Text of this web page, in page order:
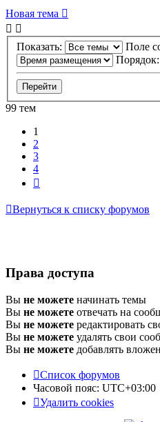
Новая тема
Показать:
Поле
Порядок:
99 тем
1
2
3
4
Вернуться к списку форумов
Права доступа
Вы не можете начинать темы
Вы не можете отвечать на
Вы не можете редактировать
Вы не можете удалять свои
Вы не можете добавлять
Список форумов
Часовой пояс: UTC+03:00
Удалить cookies